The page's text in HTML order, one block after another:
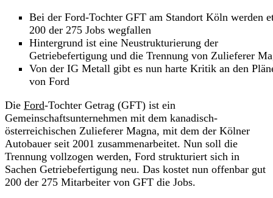
Bei der Ford-Tochter GFT am Standort Köln werden
200 der 275 Jobs wegfallen
Hintergrund ist eine Neustrukturierung der
Getriebefertigung und die Trennung von Zulieferer
Von der IG Metall gibt es nun harte Kritik an den
von Ford
Die Ford-Tochter Getrag (GFT) ist ein
Gemeinschaftsunternehmen mit dem kanadisch-
österreichischen Zulieferer Magna, mit dem der Kölner
Autobauer seit 2001 zusammenarbeitet. Nun soll die
Trennung vollzogen werden, Ford strukturiert sich in
Sachen Getriebefertigung neu. Das kostet nun offenbar gut
200 der 275 Mitarbeiter von GFT die Jobs.